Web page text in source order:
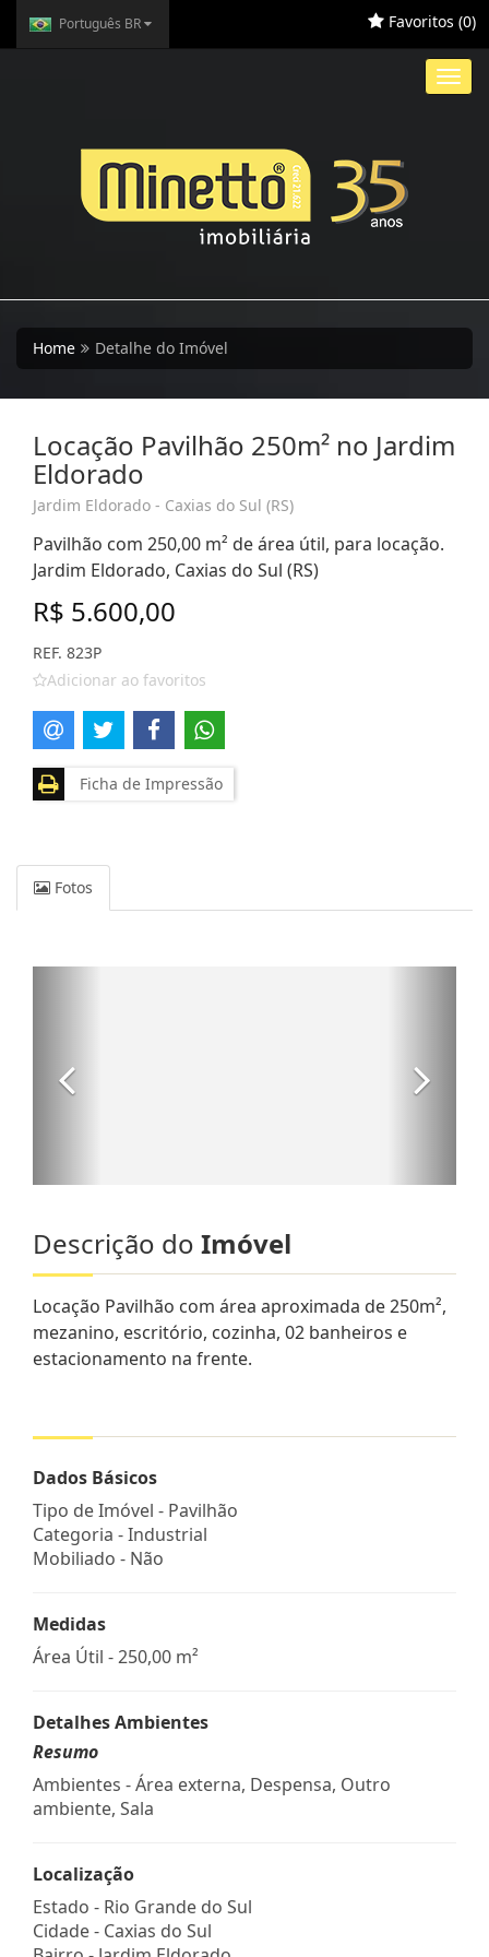
Português BR Favoritos (0)
Home Detalhe do Imóvel
Locação Pavilhão 250m² no Jardim
Eldorado
Jardim Eldorado - Caxias do Sul (RS)
Pavilhão com 250,00 m² de área útil, para locação.
Jardim Eldorado, Caxias do Sul (RS)
R$ 5.600,00
REF. 823P
Adicionar ao favoritos
Ficha de Impressão
Fotos
Descrição do Imóvel
Locação Pavilhão com área aproximada de 250m²,
mezanino, escritório, cozinha, 02 banheiros e
estacionamento na frente.
Dados Básicos
Tipo de Imóvel - Pavilhão
Categoria - Industrial
Mobiliado - Não
Medidas
Área Útil - 250,00 m²
Detalhes Ambientes
Resumo
Ambientes - Área externa, Despensa, Outro
ambiente, Sala
Localização
Estado - Rio Grande do Sul
Cidade - Caxias do Sul